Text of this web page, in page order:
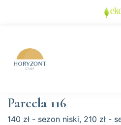
Parcela 116
140 zł - sezon niski, 210 zł -